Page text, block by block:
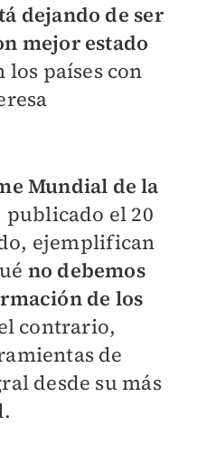
dejando de ser
mejor estado
los países con
Mundial de la
publicado el 20
ejemplifican
no debemos
de los
contrario,
de
desde su más